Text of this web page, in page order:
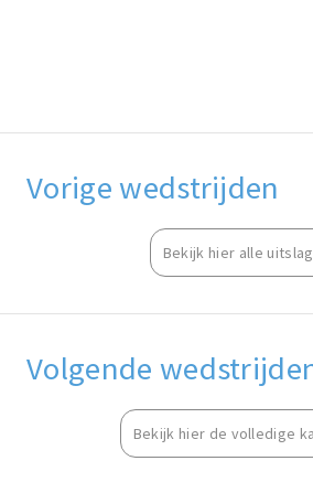
Vorige wedstrijden
Bekijk hier alle
Volgende
Bekijk hier de volledige